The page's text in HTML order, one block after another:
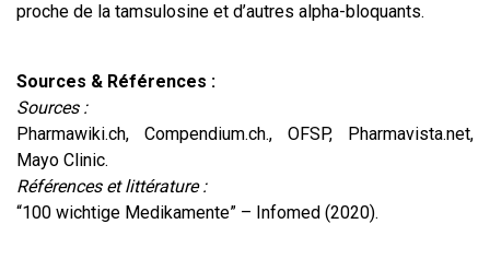
proche de la tamsulosine et d’autres alpha-bloquants.
Sources & Références :
Sources :
Pharmawiki.ch, Compendium.ch., OFSP, Pharmavista.net,
Mayo Clinic.
Références et littérature :
“100 wichtige Medikamente” – Infomed (2020).